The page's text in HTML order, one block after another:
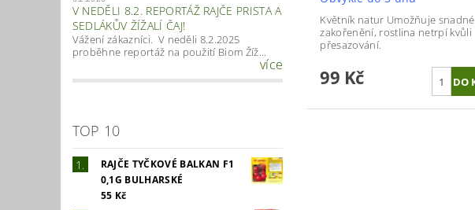
V NEDĚLI 8.2. REPORTÁŽ RAJČE PRISTA A
SEDLÁKŮV ŽÍŽALÍ ČAJ!
Vážení zákazníci. V neděli 8.2.2025
proběhne reportáž na použití Biom Žíž...
více
TOP 10
RAJČE TYČKOVÉ BALKAN F1
0,1G BULHARSKÉ
55 Kč
Květník natur Umožňuje snadné
zakořenění, rostlina netrpí kvůli
přesazování.
99 Kč